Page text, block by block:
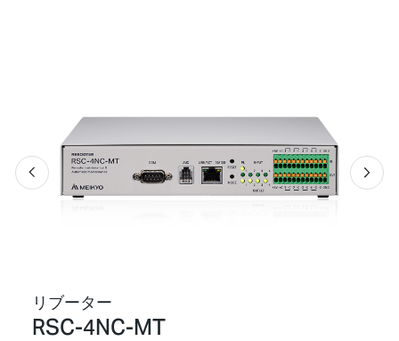
Previous
リブーター
RSC-4NC-MT
Next